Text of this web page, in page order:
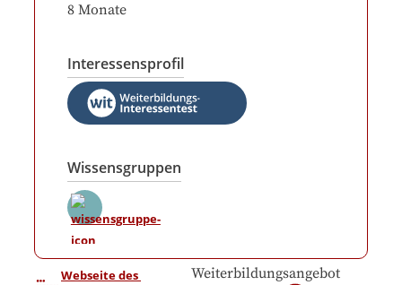
8 Monate
Interessensprofil
Wissensgruppen
Webseite des
Weiterbildungsangebot